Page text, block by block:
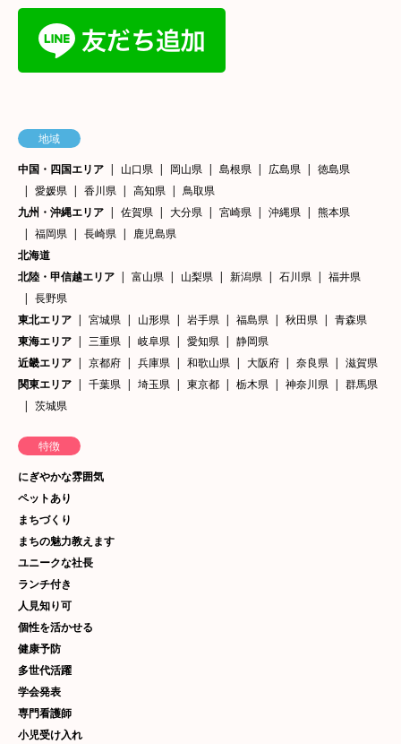
地域
中国・四国エリア
山口県 岡山県 島根県 広島県
徳島県
愛媛県
香川県 高知県
鳥取県
九州・沖縄エリア
佐賀県 大分県 宮崎県 沖縄県
熊本県
福岡県
長崎県
鹿児島県
北海道
北陸・甲信越エリア
富山県 山梨県 新潟県 石川県
福井県
長野県
東北エリア
宮城県 山形県 岩手県 福島県 秋田県
青森県
東海エリア
三重県 岐阜県 愛知県
静岡県
近畿エリア
京都府 兵庫県 和歌山県 大阪府 奈良県
滋賀県
関東エリア
千葉県 埼玉県 東京都 栃木県 神奈川県
群馬県
茨城県
特徴
にぎやかな雰囲気
ペットあり
まちづくり
まちの魅力教えます
ユニークな社長
ランチ付き
人見知り可
個性を活かせる
健康予防
多世代活躍
学会発表
専門看護師
小児受け入れ